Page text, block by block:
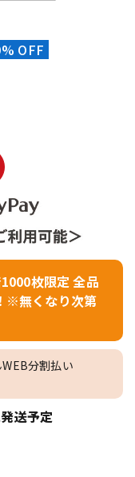
OFF
枚限定 全品
※無くなり次第
分割払い
送予定